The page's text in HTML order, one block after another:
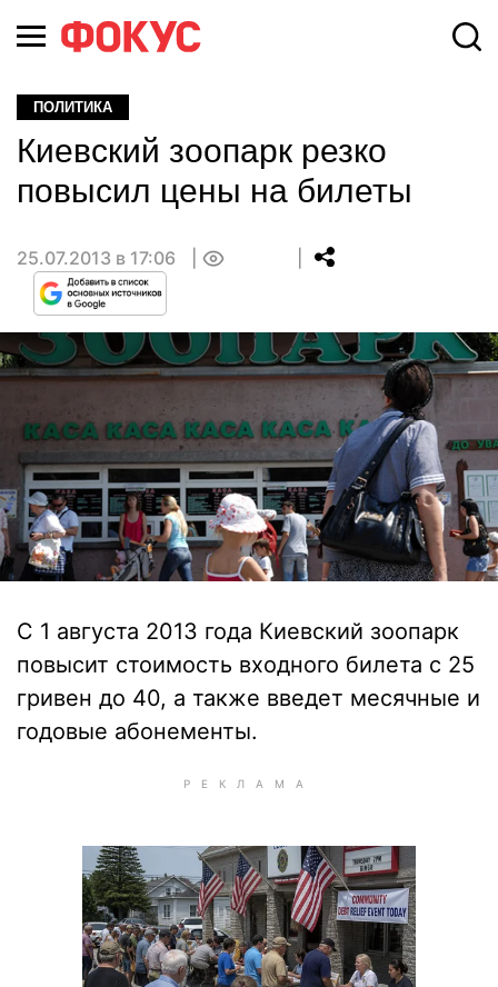
ПОЛИТИКА
Киевский зоопарк резко
повысил цены на билеты
25.07.2013 в 17:06
С 1 августа 2013 года Киевский зоопарк
повысит стоимость входного билета с 25
гривен до 40, а также введет месячные и
годовые абонементы.